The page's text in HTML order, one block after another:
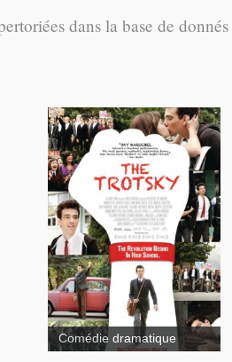
dans la base de
The Trotsky (Le Trotski)
Comédie dramatique